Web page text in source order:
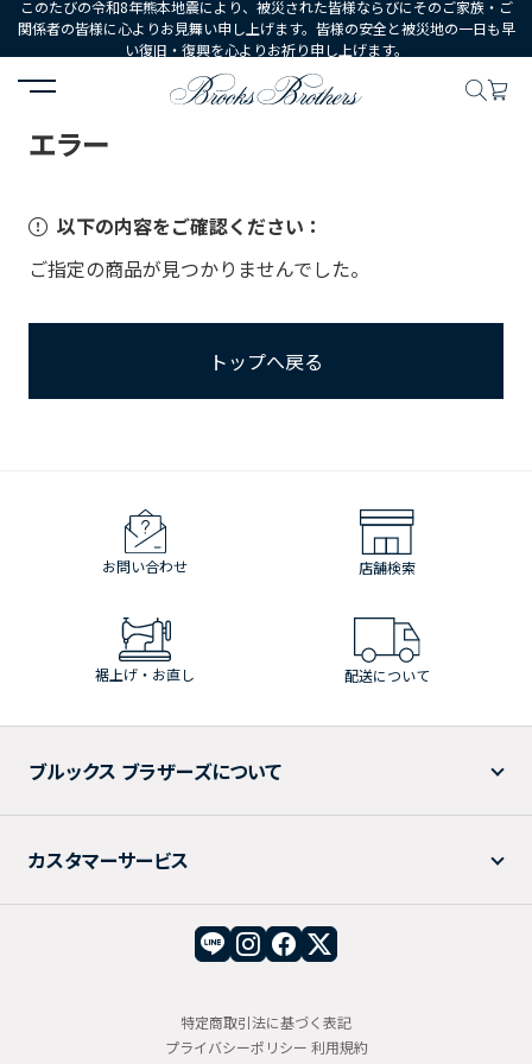
このたびの令和8年熊本地震により、被災された皆様ならびにそのご家族・ご
関係者の皆様に心よりお見舞い申し上げます。皆様の安全と被災地の一日も早
い復旧・復興を心よりお祈り申し上げます。
HOME
エラー
以下の内容をご確認ください：
ご指定の商品が見つかりませんでした。
トップへ戻る
お問い合わせ 店舗検索
裾上げ・お直し 配送について
ブルックス ブラザーズについて
カスタマーサービス
特定商取引法に基づく表記
プライバシーポリシー 利用規約